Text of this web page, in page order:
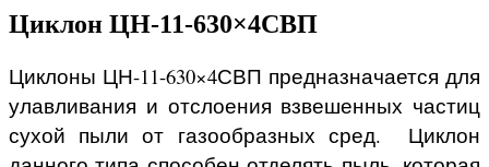
Циклон ЦН-11-630×4СВП
Циклоны ЦН-11-630×4СВП предназначается для
улавливания и отслоения взвешенных частиц
сухой пыли от газообразных сред. Циклон